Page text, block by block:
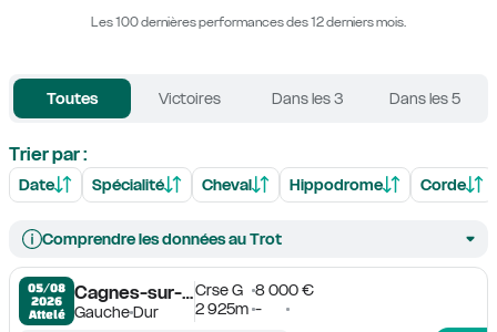
Les 100 dernières performances des 12 derniers mois.
Toutes Victoires Dans les 3 Dans les 5
Trier par :
Date Spécialité Cheval Hippodrome Corde
Comprendre les données au Trot
05/08
2026
Attelé
Cagnes-sur-Mer
GaucheDur
Crse G
8 000 €
2 925m -